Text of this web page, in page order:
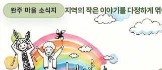
완주 마을 소식지 지역의 작은 이야기를 다정하게